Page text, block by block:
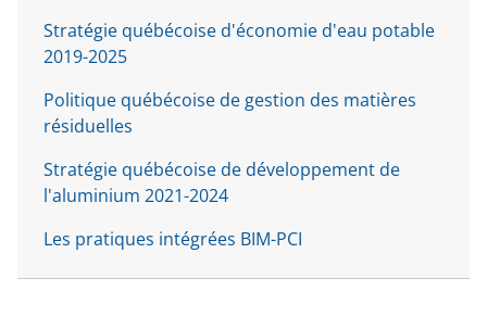
Stratégie québécoise d'économie d'eau potable
2019-2025
Politique québécoise de gestion des matières
résiduelles
Stratégie québécoise de développement de
l'aluminium 2021-2024
Les pratiques intégrées BIM-PCI